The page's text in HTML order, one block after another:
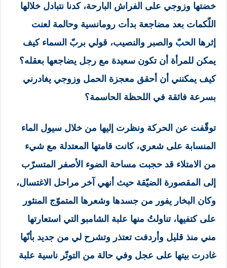
خضتها وزوجي على الفراش البارحة، كدنا نتبادل خلالها
اللّكمات بعد مضاجعة بدأت رومانسية وحالمة لعنت
إثرها الحبّ والصبر والنصيب، قولي بربّ السماء كيف
يمكن للمرأة أن تكون سعيدة مع رجل يضاجعها بعقله؟
كيف يمكنني أن أحقق معجزة الحمل وزوجي يغادرني
بسرعة فائقة في اللحظة الحاسمة؟
توقّفت عن الحركة ونظرت إليها من خلال سيول الماء
المنسابة على شعري، كانت قامتها المعتدلة مع شيء
من الامتلاء قد حجبت مساحة الضوء الأصفر المتسرّب
إلى المقصورة الضيّقة حيث أنهي آخر مراحل الاغتسال،
وكان البخار يفور من جسدها وشعرها المتموّج المنثور
على كتفيها، تناولتُ منها علبة الشامبو التي استعارتها
مني منذ قليل وأردفت تعتذر وتشرح لي من جديد بأنّها
غادرت بيتها على عجل وفي حالة من التوتّر ناسية علبة